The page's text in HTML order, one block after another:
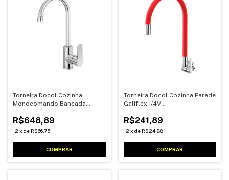
Torneira Docol Cozinha
Monocomando Bancada
R$648,89
12 x de R$66,75
Torneira Docol Cozinha Parede
Galiflex 1/4V
R$241,89
12 x de R$24,88